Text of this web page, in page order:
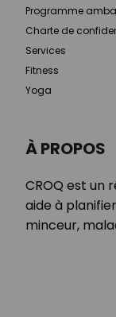
À PROPOS
CROQ est un
aide à
minceur,
Programme
Charte de
Services
Fitness
Yoga